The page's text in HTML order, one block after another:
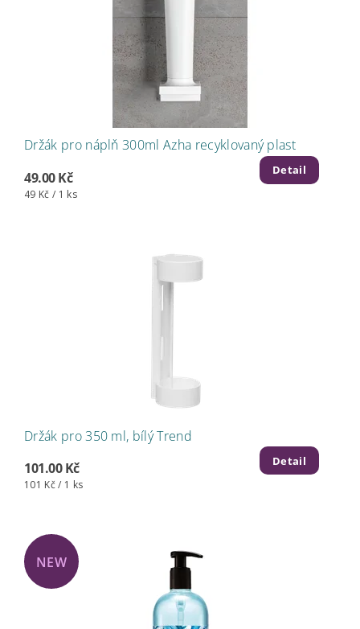
Držák pro náplň 300ml Azha recyklovaný plast
49.00 Kč
49 Kč / 1 ks
Detail
Držák pro 350 ml, bílý Trend
101.00 Kč
101 Kč / 1 ks
Detail
NEW